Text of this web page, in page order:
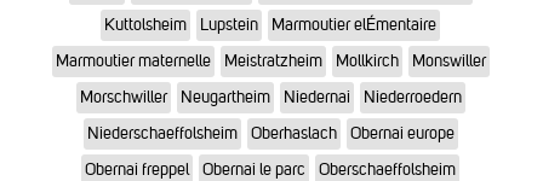
Kuttolsheim
Lupstein
Marmoutier elÉmentaire
Marmoutier maternelle
Meistratzheim Mollkirch
Monswiller
Morschwiller
Neugartheim Niedernai
Niederroedern
Niederschaeffolsheim
Oberhaslach
Obernai europe
Obernai freppel
Obernai le parc
Oberschaeffolsheim